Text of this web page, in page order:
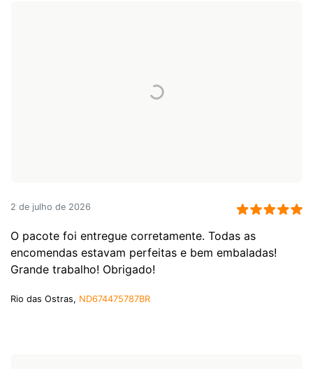
2 de julho de 2026
O pacote foi entregue corretamente. Todas as
encomendas estavam perfeitas e bem embaladas!
Grande trabalho! Obrigado!
Rio das Ostras, ND674475787BR